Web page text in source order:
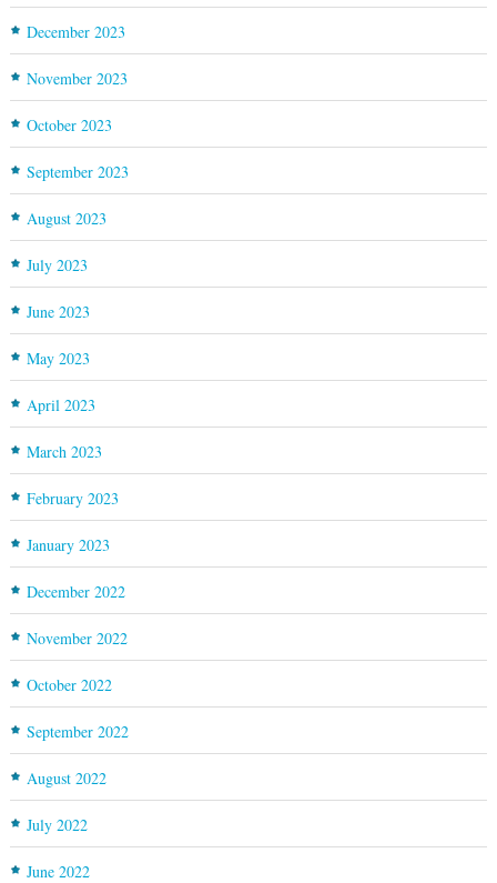
December 2023
November 2023
October 2023
September 2023
August 2023
July 2023
June 2023
May 2023
April 2023
March 2023
February 2023
January 2023
December 2022
November 2022
October 2022
September 2022
August 2022
July 2022
June 2022